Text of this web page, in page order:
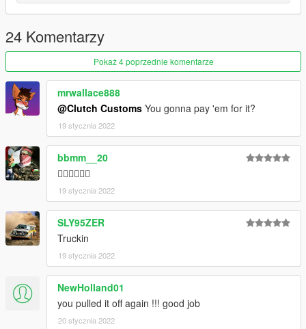
24 Komentarzy
Pokaż 4 poprzednie komentarze
mrwallace888
@Clutch Customs You gonna pay 'em for it?
19 stycznia 2022
bbmm__20
👍🏽👍🏽👍🏽
19 stycznia 2022
SLY95ZER
Truckin
19 stycznia 2022
NewHolland01
you pulled it off again !!! good job
20 stycznia 2022